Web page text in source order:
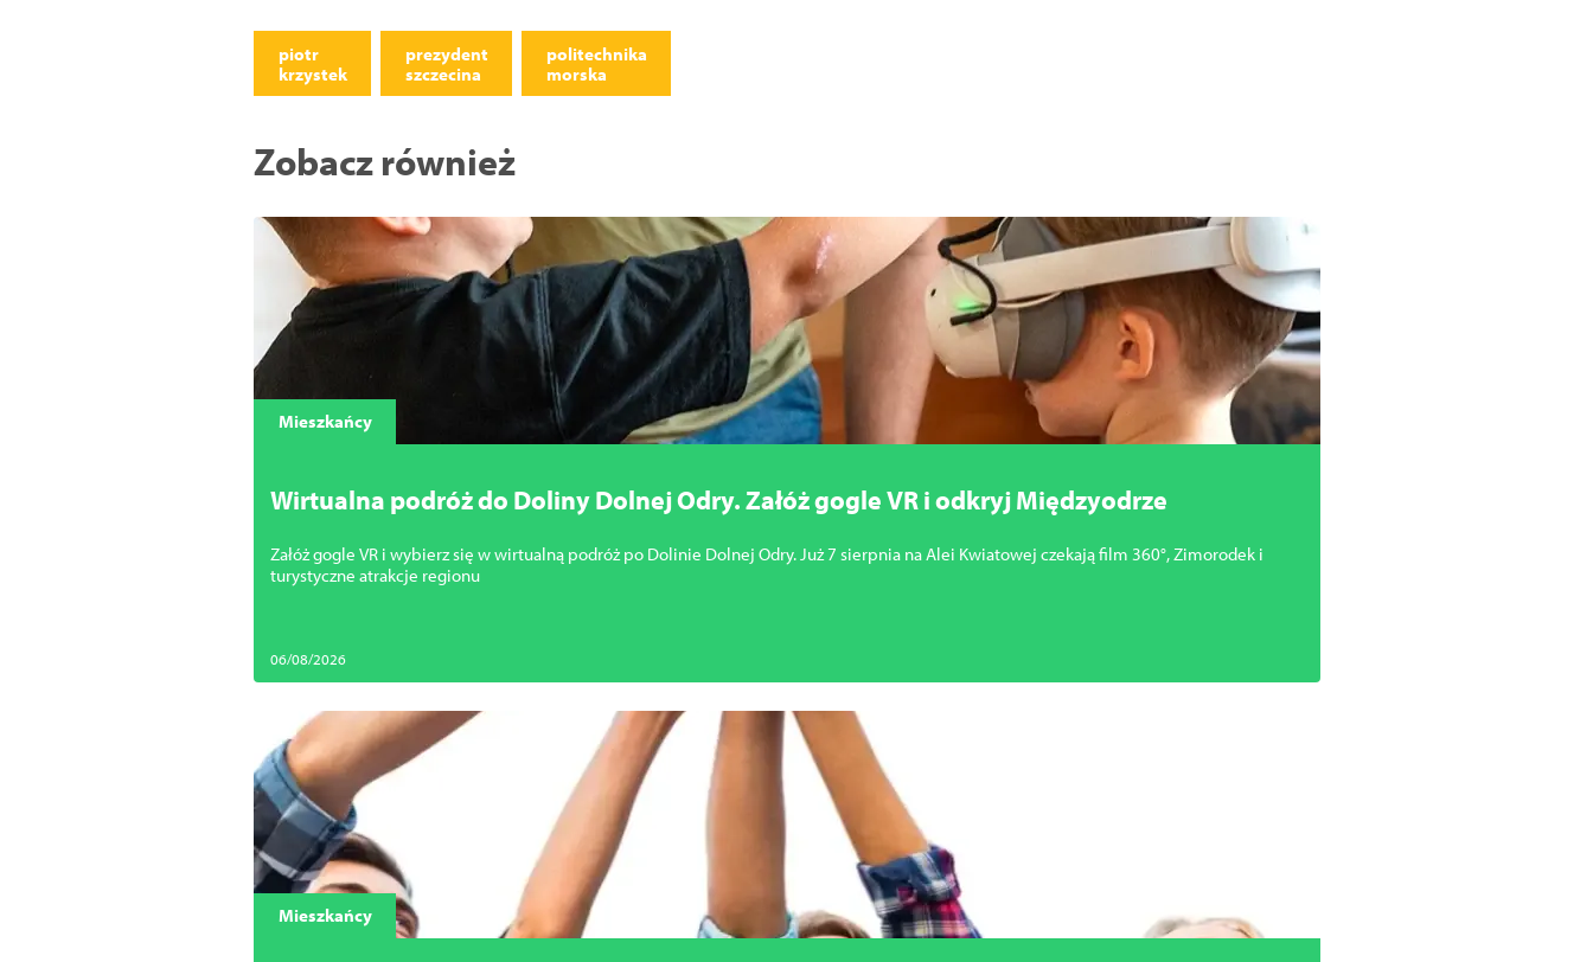
piotr
krzystek
prezydent
szczecina
politechnika
morska
Zobacz również
Mieszkańcy
Wirtualna podróż do Doliny Dolnej Odry. Załóż gogle VR i odkryj Międzyodrze
Załóż gogle VR i wybierz się w wirtualną podróż po Dolinie Dolnej Odry. Już 7 sierpnia na Alei Kwiatowej czekają film 360°, Zimorodek i
turystyczne atrakcje regionu
06/08/2026
Mieszkańcy